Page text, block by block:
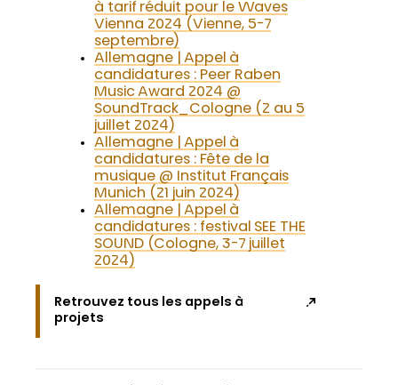
à tarif réduit pour le Waves
Vienna 2024 (Vienne, 5-7
septembre)
Allemagne | Appel à
candidatures : Peer Raben
Music Award 2024 @
SoundTrack_Cologne (2 au 5
juillet 2024)
Allemagne | Appel à
candidatures : Fête de la
musique @ Institut Français
Munich (21 juin 2024)
Allemagne | Appel à
candidatures : festival SEE THE
SOUND (Cologne, 3-7 juillet
2024)
Retrouvez tous les appels à
projets